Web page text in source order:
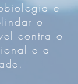
e
o
contra o
e a